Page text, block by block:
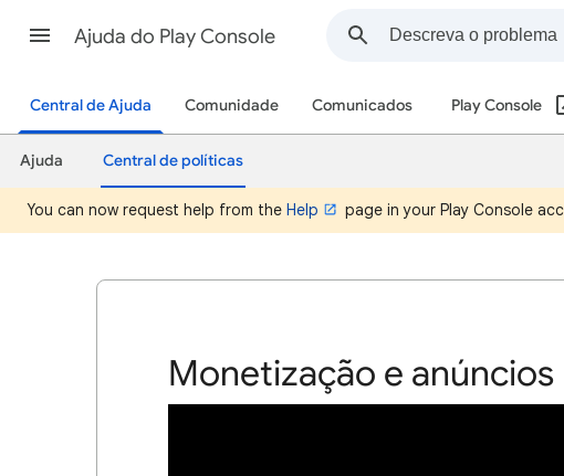
Ajuda do Play Console
Central de Ajuda Comunidade Comunicados Play Console
Ajuda Central de políticas
You can now request help from the Help page in your Play Console
Monetização e anúncios